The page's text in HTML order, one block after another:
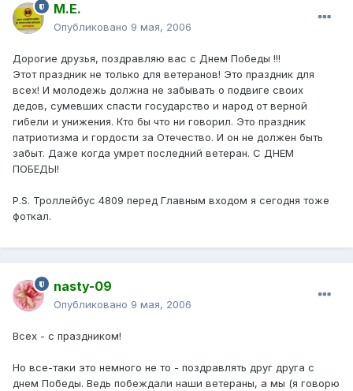
М.Е.
Опубликовано 9 мая, 2006
Дорогие друзья, поздравляю вас с Днем Победы !!!
Этот праздник не только для ветеранов! Это праздник для
всех! И молодежь должна не забывать о подвиге своих
дедов, сумевших спасти государство и народ от верной
гибели и унижения. Кто бы что ни говорил. Это праздник
патриотизма и гордости за Отечество. И он не должен быть
забыт. Даже когда умрет последний ветеран. С ДНЕМ
ПОБЕДЫ!
P.S. Троллейбус 4809 перед Главным входом я сегодня тоже
фоткал.
nasty-09
Опубликовано 9 мая, 2006
Всех - с праздником!
Но все-таки это немного не то - поздравлять друг друга с
днем Победы. Ведь побеждали наши ветераны, а мы (я говорю